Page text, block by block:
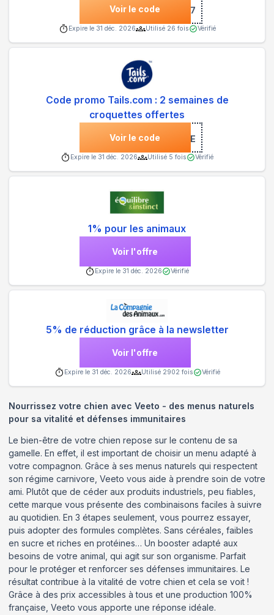
Voir le code***QNEWS7
Expire le 31 déc. 2026 Utilisé 26 fois Vérifié
Code promo Tails.com : 2 semaines de
croquettes offertes
Voir le code***EKFREE
Expire le 31 déc. 2026 Utilisé 5 fois Vérifié
1% pour les animaux
Voir l'offre
Expire le 31 déc. 2026 Vérifié
5% de réduction grâce à la newsletter
Voir l'offre
Expire le 31 déc. 2026 Utilisé 2902 fois Vérifié
Nourrissez votre chien avec Veeto - des menus naturels
pour sa vitalité et défenses immunitaires
Le bien-être de votre chien repose sur le contenu de sa
gamelle. En effet, il est important de choisir un menu adapté à
votre compagnon. Grâce à ses menus naturels qui respectent
son régime carnivore, Veeto vous aide à prendre soin de votre
ami. Plutôt que de céder aux produits industriels, peu fiables,
cette marque vous présente des combinaisons faciles à suivre
au quotidien. En 3 étapes seulement, vous pourrez essayer,
puis adopter des formules complètes. Sans céréales, faibles
en sucre et riches en protéines… Un booster adapté aux
besoins de votre animal, qui agit sur son organisme. Parfait
pour le protéger et renforcer ses défenses immunitaires. Le
résultat contribue à la vitalité de votre chien et cela se voit !
Grâce à des prix accessibles à tous et une production 100%
française, Veeto vous apporte une réponse idéale.